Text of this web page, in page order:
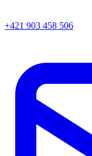
+421 903 458 506